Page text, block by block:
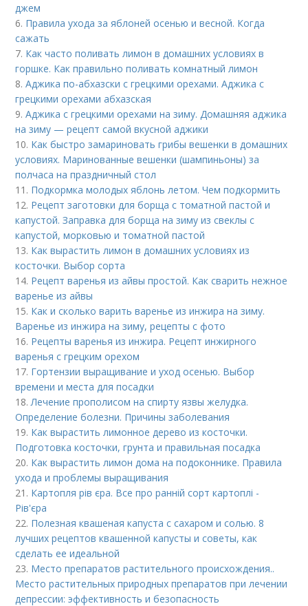
джем
6. Правила ухода за яблоней осенью и весной. Когда
сажать
7. Как часто поливать лимон в домашних условиях в
горшке. Как правильно поливать комнатный лимон
8.Аджика по-абхазски с грецкими орехами. Аджика с
грецкими орехами абхазская
9.Аджика с грецкими орехами на зиму. Домашняя аджика
на зиму — рецепт самой вкусной аджики
10. Как быстро замариновать грибы вешенки в домашних
условиях. Маринованные вешенки (шампиньоны) за
полчаса на праздничный стол
11. Подкормка молодых яблонь летом. Чем подкормить
12. Рецепт заготовки для борща с томатной пастой и
капустой. Заправка для борща на зиму из свеклы с
капустой, морковью и томатной пастой
13. Как вырастить лимон в домашних условиях из
косточки. Выбор сорта
14. Рецепт варенья из айвы простой. Как сварить нежное
варенье из айвы
15. Как и сколько варить варенье из инжира на зиму.
Варенье из инжира на зиму, рецепты с фото
16. Рецепты варенья из инжира. Рецепт инжирного
варенья с грецким орехом
17. Гортензии выращивание и уход осенью. Выбор
времени и места для посадки
18. Лечение прополисом на спирту язвы желудка.
Определение болезни. Причины заболевания
19. Как вырастить лимонное дерево из косточки.
Подготовка косточки, грунта и правильная посадка
20. Как вырастить лимон дома на подоконнике. Правила
ухода и проблемы выращивания
21. Картопля рів єра. Все про ранній сорт картоплі -
Рів'єра
22. Полезная квашеная капуста с сахаром и солью. 8
лучших рецептов квашенной капусты и советы, как
сделать ее идеальной
23. Место препаратов растительного происхождения..
Место растительных природных препаратов при лечении
депрессии: эффективность и безопасность